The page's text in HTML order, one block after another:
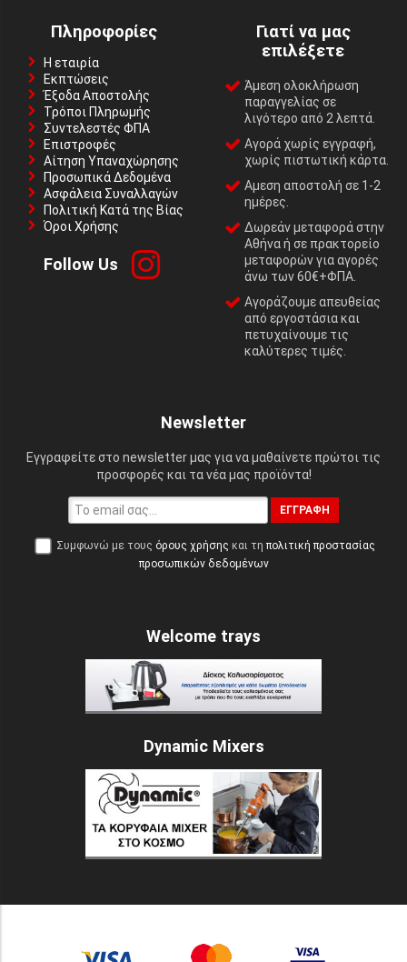
Πληροφορίες
Η εταιρία
Εκπτώσεις
Έξοδα Αποστολής
Τρόποι Πληρωμής
Συντελεστές ΦΠΑ
Επιστροφές
Αίτηση Υπαναχώρησης
Προσωπικά Δεδομένα
Ασφάλεια Συναλλαγών
Πολιτική Κατά της Βίας
Όροι Χρήσης
Follow Us
Γιατί να μας
επιλέξετε
Άμεση ολοκλήρωση
παραγγελίας σε
λιγότερο από 2 λεπτά.
Αγορά χωρίς εγγραφή,
χωρίς πιστωτική κάρτα.
Αμεση αποστολή σε 1-2
ημέρες.
Δωρεάν μεταφορά στην
Αθήνα ή σε πρακτορείο
μεταφορών για αγορές
άνω των 60€+ΦΠΑ.
Αγοράζουμε απευθείας
από εργοστάσια και
πετυχαίνουμε τις
καλύτερες τιμές.
Newsletter
Εγγραφείτε στο newsletter μας για να μαθαίνετε πρώτοι τις
προσφορές και τα νέα μας προϊόντα!
ΕΓΓΡΑΦΉ
Συμφωνώ με τους όρους χρήσης και τη πολιτική προστασίας
προσωπικών δεδομένων
Welcome trays
Dynamic Mixers